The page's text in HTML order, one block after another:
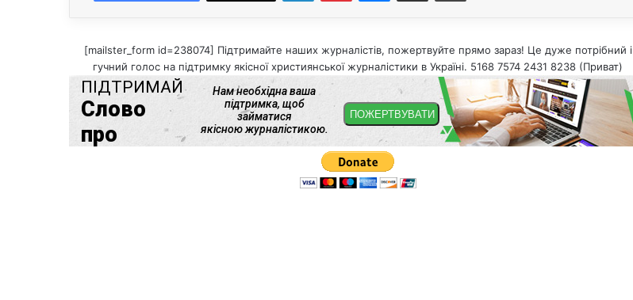
[mailster_form id=238074] Підтримайте наших журналістів, пожертвуйте прямо зараз! Це дуже потрібний і
гучний голос на підтримку якісної християнської журналістики в Україні. 5168 7574 2431 8238 (Приват)